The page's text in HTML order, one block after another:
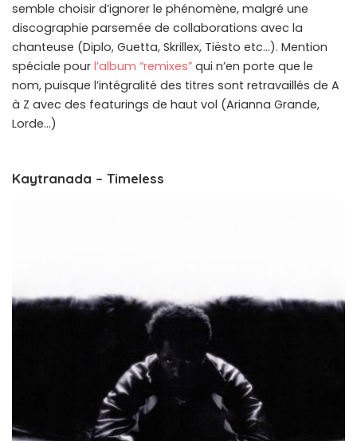
semble choisir d’ignorer le phénomène, malgré une
discographie parsemée de collaborations avec la
chanteuse (Diplo, Guetta, Skrillex, Tiësto etc…). Mention
spéciale pour l’album “remixes” qui n’en porte que le
nom, puisque l’intégralité des titres sont retravaillés de A
à Z avec des featurings de haut vol (Arianna Grande,
Lorde…)
Kaytranada – Timeless